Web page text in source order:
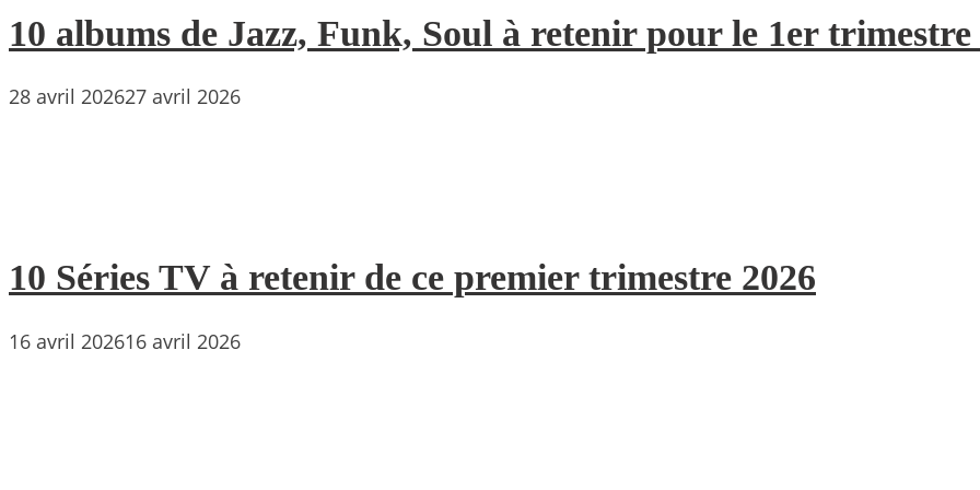
10 albums de Jazz, Funk, Soul à retenir pour le 1er trimestre
28 avril 202627 avril 2026
10 Séries TV à retenir de ce premier trimestre 2026
16 avril 202616 avril 2026